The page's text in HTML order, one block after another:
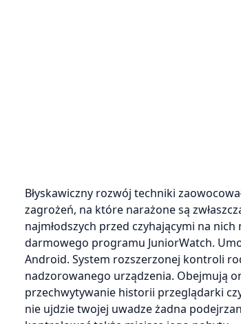
Błyskawiczny rozwój techniki
zagrożeń, na które narażone są
najmłodszych przed czyhającymi na
darmowego programu JuniorWatch.
Android. System rozszerzonej kontroli
nadzorowanego urządzenia. Obejmują
przechwytywanie historii przeglądarki
nie ujdzie twojej uwadze żadna